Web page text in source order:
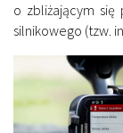
o zbliżającym się
silnikowego (tzw.